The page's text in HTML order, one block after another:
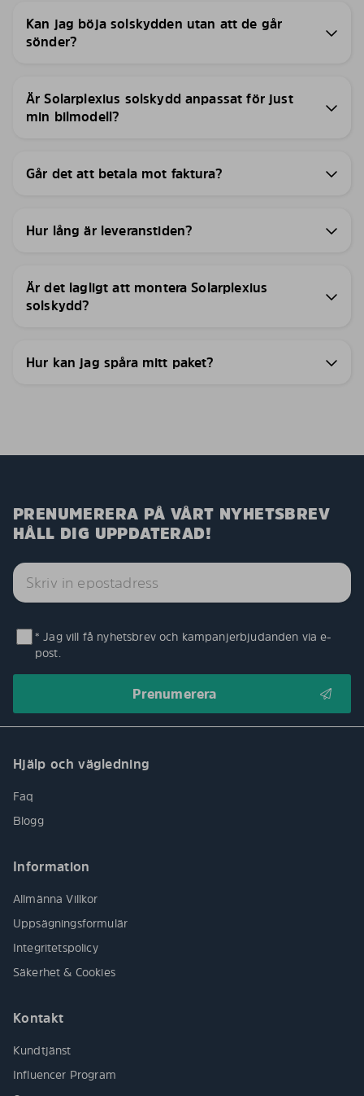
Kan jag böja solskydden utan att de går
sönder?
Är Solarplexius solskydd anpassat för just
min bilmodell?
Går det att betala mot faktura?
Hur lång är leveranstiden?
Är det lagligt att montera Solarplexius
solskydd?
Hur kan jag spåra mitt paket?
PRENUMERERA PÅ VÅRT NYHETSBREV
HÅLL DIG UPPDATERAD!
* Jag vill få nyhetsbrev och kampanjerbjudanden via e-
post.
Hjälp och vägledning
Faq
Blogg
Information
Allmänna Villkor
Uppsägningsformulär
Integritetspolicy
Säkerhet & Cookies
Kontakt
Kundtjänst
Influencer Program